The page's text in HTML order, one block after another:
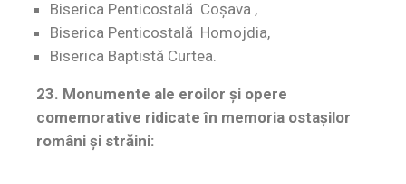
Biserica Penticostală Coșava ,
Biserica Penticostală Homojdia,
Biserica Baptistă Curtea.
23. Monumente ale eroilor şi opere
comemorative ridicate în memoria ostaşilor
români şi străini: